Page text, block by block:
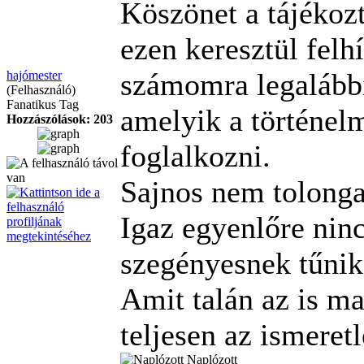
hajómester
(Felhasználó)
Fanatikus Tag
Hozzászólások: 203
Köszönet a
ezen keresztül
számomra
amelyik a
foglalkozni.
Sajnos nem
Igaz egyenlőre
szegényesnek
Amit talán az is
teljesen az
Naplózott